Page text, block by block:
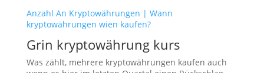
Anzahl An Kryptowährungen | Wann
kryptowährungen wien kaufen?
Grin kryptowährung kurs
Was zählt, mehrere kryptowährungen kaufen auch